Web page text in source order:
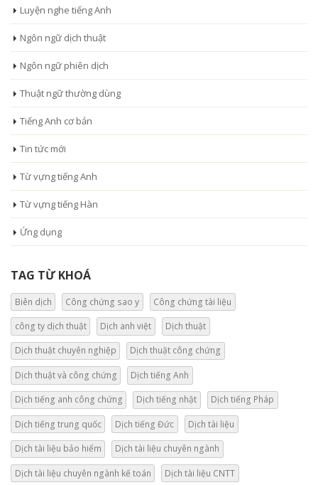
Luyện nghe tiếng Anh
Ngôn ngữ dịch thuật
Ngôn ngữ phiên dịch
Thuật ngữ thường dùng
Tiếng Anh cơ bản
Tin tức mới
Từ vựng tiếng Anh
Từ vựng tiếng Hàn
Ứng dụng
TAG TỪ KHOÁ
Biên dịch Công chứng sao y Công chứng tài liệu
công ty dịch thuật Dịch anh việt Dịch thuật
Dịch thuật chuyên nghiệp Dịch thuật công chứng
Dịch thuật và công chứng Dịch tiếng Anh
Dịch tiếng anh công chứng Dịch tiếng nhật Dịch tiếng Pháp
Dịch tiếng trung quốc Dịch tiếng Đức Dịch tài liệu
Dịch tài liệu bảo hiểm Dịch tài liệu chuyên ngành
Dịch tài liệu chuyên ngành kế toán Dịch tài liệu CNTT